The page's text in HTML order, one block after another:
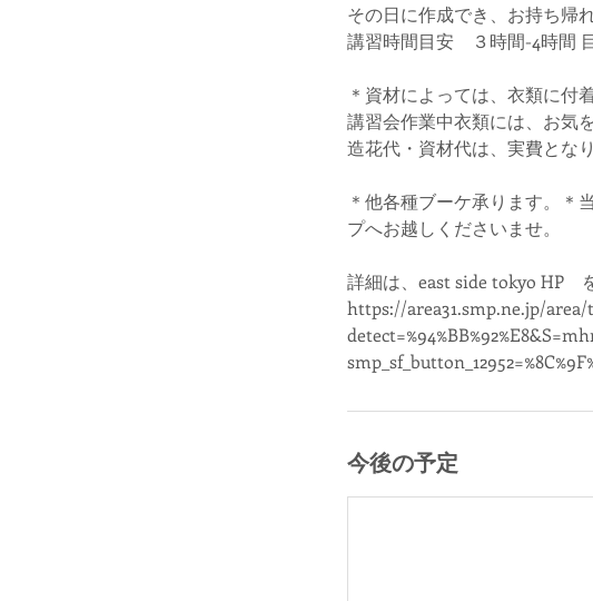
その日に作成でき、お持ち帰れ
講習時間目安 ３時間-4時間
＊資材によっては、衣類に付
講習会作業中衣類には、お気
造花代・資材代は、実費となり
＊他各種ブーケ承ります。＊
プへお越しくださいませ。
詳細は、east side tokyo HP
https://area31.smp.ne.jp/area/
今後の予定